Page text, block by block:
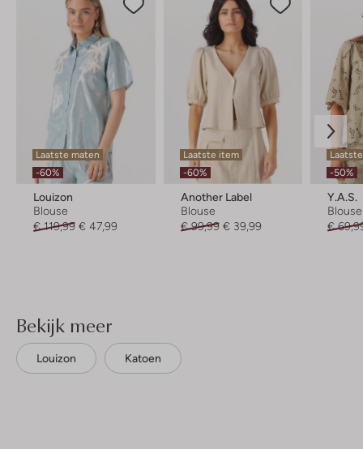
Laatste maten
-60%
Louizon
Blouse
€ 119,99 € 47,99
Laatste item
-60%
Another Label
Blouse
€ 99,99 € 39,99
-50%
Y.a.s.
Blouse
€
Bekijk meer
Louizon Katoen